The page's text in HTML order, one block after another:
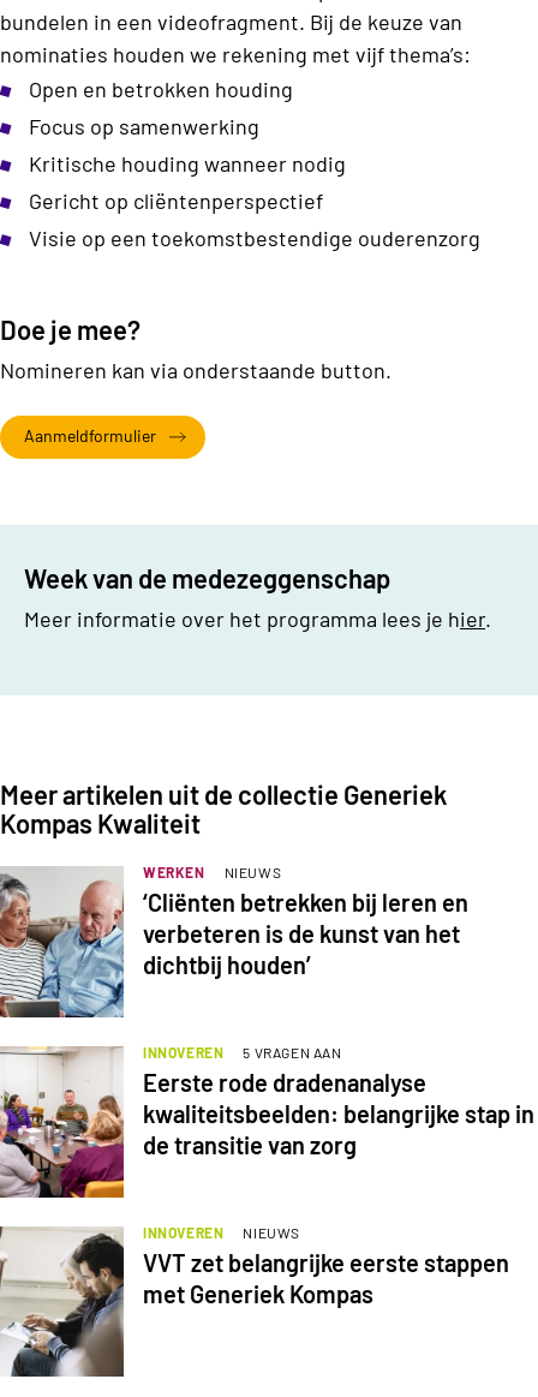
bundelen in een videofragment. Bij de keuze van
nominaties houden we rekening met vijf thema’s:
Open en betrokken houding
Focus op samenwerking
Kritische houding wanneer nodig
Gericht op cliëntenperspectief
Visie op een toekomstbestendige ouderenzorg
Doe je mee?
Nomineren kan via onderstaande button.
Aanmeldformulier
Week van de medezeggenschap
Meer informatie over het programma lees je hier.
Meer artikelen uit de collectie Generiek
Kompas Kwaliteit
WERKEN NIEUWS
‘Cliënten betrekken bij leren en
verbeteren is de kunst van het
dichtbij houden’
INNOVEREN 5 VRAGEN AAN
Eerste rode dradenanalyse
kwaliteitsbeelden: belangrijke stap in
de transitie van zorg
INNOVEREN NIEUWS
VVT zet belangrijke eerste stappen
met Generiek Kompas